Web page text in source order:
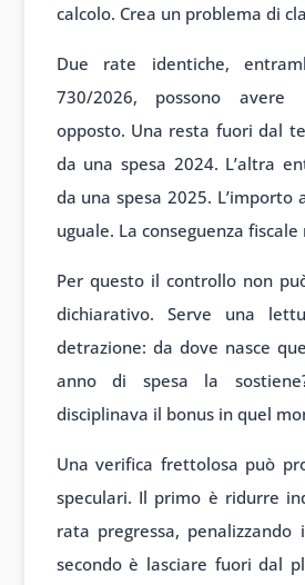
calcolo. Crea un problema di
Due rate identiche,
730/2026, possono avere
opposto. Una resta fuori dal
da una spesa 2024. L’altra
da una spesa 2025. L’importo
uguale. La conseguenza fiscale
Per questo il controllo non
dichiarativo. Serve una
detrazione: da dove nasce
anno di spesa la
disciplinava il bonus in quel
Una verifica frettolosa può
speculari. Il primo è ridurre
rata pregressa,
secondo è lasciare fuori dal